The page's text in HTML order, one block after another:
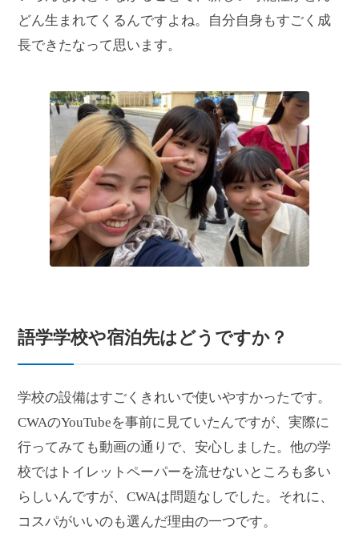
どん生まれてくるんですよね。自分自身もすごく成
長できたなって思います。
語学学校や宿泊先はどうですか？
学校の設備はすごくきれいで使いやすかったです。
CWAのYouTubeを事前に見ていたんですが、実際に
行ってみても動画の通りで、安心しました。他の学
校ではトイレットペーパーを流せないところも多い
らしいんですが、CWAは問題なしでした。それに、
コスパがいいのも選んだ理由の一つです。